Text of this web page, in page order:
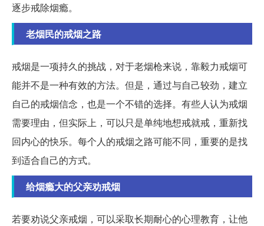
逐步戒除烟瘾。
老烟民的戒烟之路
戒烟是一项持久的挑战，对于老烟枪来说，靠毅力戒烟可
能并不是一种有效的方法。但是，通过与自己较劲，建立
自己的戒烟信念，也是一个不错的选择。有些人认为戒烟
需要理由，但实际上，可以只是单纯地想戒就戒，重新找
回内心的快乐。每个人的戒烟之路可能不同，重要的是找
到适合自己的方式。
给烟瘾大的父亲劝戒烟
若要劝说父亲戒烟，可以采取长期耐心的心理教育，让他